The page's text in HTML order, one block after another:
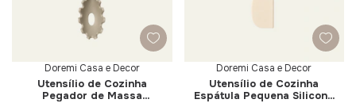
Doremi Casa e Decor
Utensílio de Cozinha
Pegador de Massa
Doremi Casa e Decor
Utensílio de Cozinha
Espátula Pequena Silicone